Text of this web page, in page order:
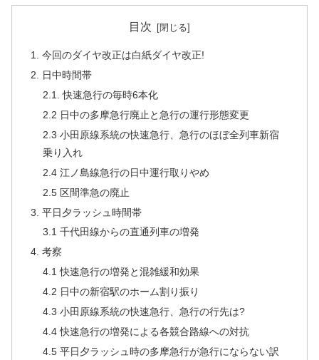
目次
1. 今回のダイヤ改正は白紙ダイヤ改正!
2. 日中時間帯
2.1. 快速急行の毎時6本化
2.2 日中の多摩急行廃止と急行の運行形態変更
2.3 小田原線系統の快速急行、急行のほぼ全列車新宿
乗り入れ
2.4 江ノ島線急行の日中運行取りやめ
2.5 区間準急の廃止
3. 平日夕ラッシュ時間帯
3.1 千代田線からの直通列車の増発
4. 考察
4.1 快速急行の増発と混雑緩和効果
4.2 日中の新宿駅のホーム割り振り
4.3 小田原線系統の快速急行、急行の行先は?
4.4 快速急行の増発による各競合路線への対抗
4.5 平日夕ラッシュ時の多摩急行が急行にならない訳